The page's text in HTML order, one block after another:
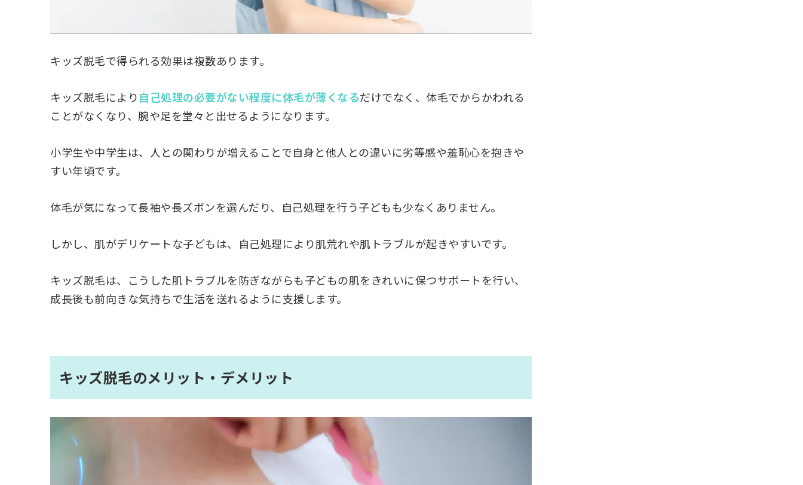
キッズ脱毛で得られる効果は複数あります。
キッズ脱毛により自己処理の必要がない程度に体毛が薄くなるだけでなく、体毛でからかわれる
ことがなくなり、腕や足を堂々と出せるようになります。
小学生や中学生は、人との関わりが増えることで自身と他人との違いに劣等感や羞恥心を抱きや
すい年頃です。
体毛が気になって長袖や長ズボンを選んだり、自己処理を行う子どもも少なくありません。
しかし、肌がデリケートな子どもは、自己処理により肌荒れや肌トラブルが起きやすいです。
キッズ脱毛は、こうした肌トラブルを防ぎながらも子どもの肌をきれいに保つサポートを行い、
成長後も前向きな気持ちで生活を送れるように支援します。
キッズ脱毛のメリット・デメリット